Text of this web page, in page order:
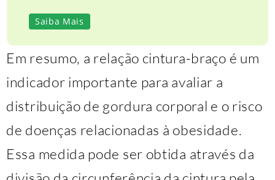
Saiba Mais
Em resumo, a relação cintura-braço é um
indicador importante para avaliar a
distribuição de gordura corporal e o risco
de doenças relacionadas à obesidade.
Essa medida pode ser obtida através da